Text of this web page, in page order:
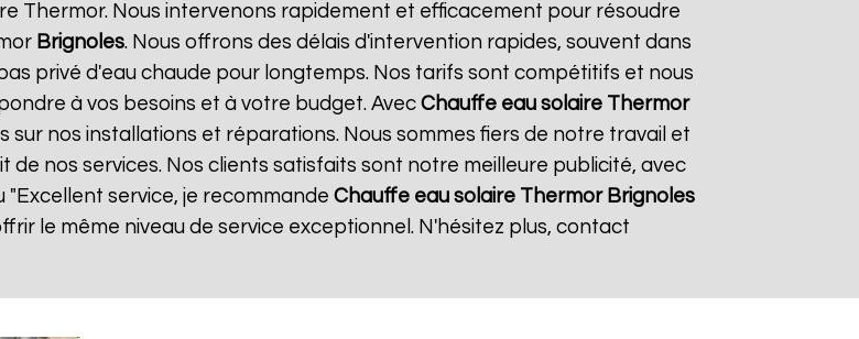
Thermor. Nous intervenons rapidement et efficacement pour résoudre
Brignoles. Nous offrons des délais d'intervention rapides, souvent dans
privé d'eau chaude pour longtemps. Nos tarifs sont compétitifs et nous
à vos besoins et à votre budget. Avec Chauffe eau solaire Thermor
sur nos installations et réparations. Nous sommes fiers de notre travail et
de nos services. Nos clients satisfaits sont notre meilleure publicité, avec
service, je recommande Chauffe eau solaire Thermor Brignoles
le même niveau de service exceptionnel. N'hésitez plus, contact